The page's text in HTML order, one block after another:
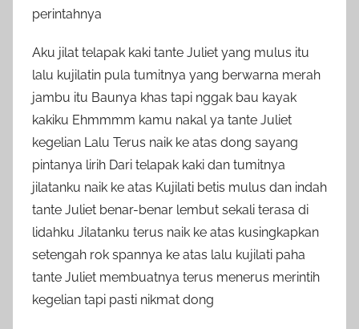
perintahnya
Aku jilat telapak kaki tante Juliet yang mulus itu
lalu kujilatin pula tumitnya yang berwarna merah
jambu itu Baunya khas tapi nggak bau kayak
kakiku Ehmmmm kamu nakal ya tante Juliet
kegelian Lalu Terus naik ke atas dong sayang
pintanya lirih Dari telapak kaki dan tumitnya
jilatanku naik ke atas Kujilati betis mulus dan indah
tante Juliet benar-benar lembut sekali terasa di
lidahku Jilatanku terus naik ke atas kusingkapkan
setengah rok spannya ke atas lalu kujilati paha
tante Juliet membuatnya terus menerus merintih
kegelian tapi pasti nikmat dong